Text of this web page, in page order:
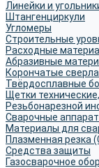
Линейки и
Штангенциркули
Угломеры
Строительные
Расходные
Абразивные
Корончатые
Твёрдосплавные
Щетки
Резьбонарезной
Сварочные
Материалы для
Плазменная резка
Средства защиты
Газосварочное